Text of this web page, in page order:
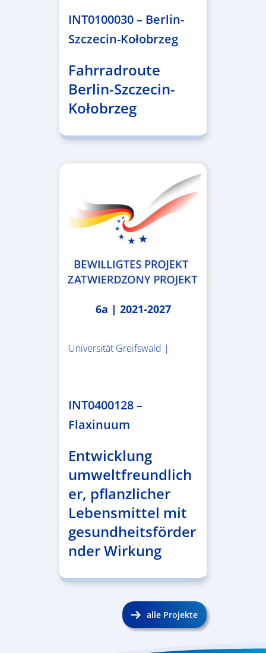
INT0100030 – Berlin-
Szczecin-Kołobrzeg
Fahrradroute
Berlin-Szczecin-
Kołobrzeg
6a | 2021-2027
Universität Greifswald |
INT0400128 –
Flaxinuum
Entwicklung
umweltfreundlich
er, pflanzlicher
Lebensmittel mit
gesundheitsförder
nder Wirkung
alle Projekte